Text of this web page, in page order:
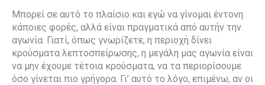
Μπορεί σε αυτό το πλαίσιο και εγώ να γίνομαι έντονη
κάποιες φορές, αλλά είναι πραγματικά από αυτήν την
αγωνία. Γιατί, όπως γνωρίζετε, η περιοχή δίνει
κρούσματα λεπτοσπείρωσης, η μεγάλη μας αγωνία είναι
να μην έχουμε τέτοια κρούσματα, να τα περιορίσουμε
όσο γίνεται πιο γρήγορα. Γι’ αυτό το λόγο, επιμένω, αν οι